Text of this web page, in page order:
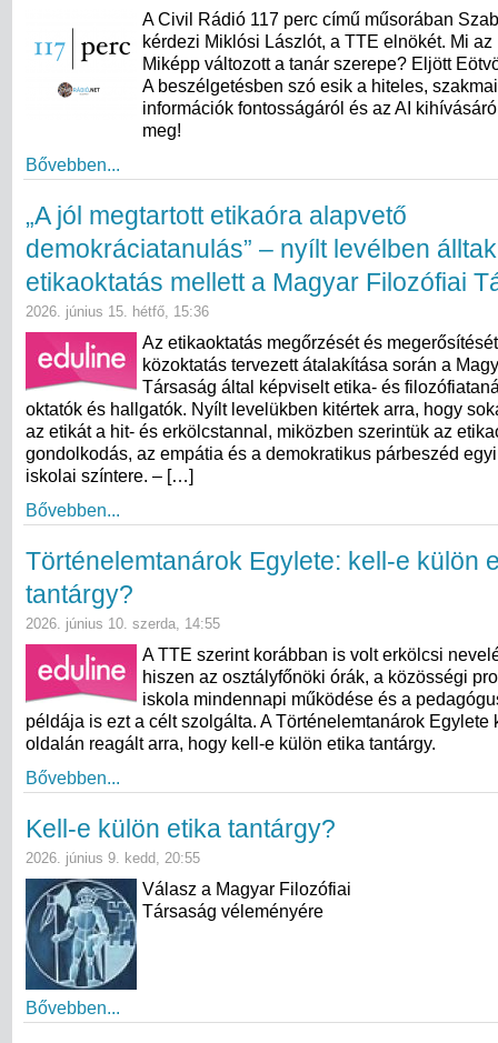
A Civil Rádió 117 perc című műsorában
kérdezi Miklósi Lászlót, a TTE elnökét. Mi
Miképp változott a tanár szerepe? Eljött
A beszélgetésben szó esik a hiteles,
információk fontosságáról és az AI
meg!
Bővebben...
„A jól megtartott etikaóra alapvető
demokráciatanulás” – nyílt levélben
etikaoktatás mellett a Magyar Filozófiai
2026. június 15. hétfő, 15:36
Az etikaoktatás megőrzését és
közoktatás tervezett átalakítása során a
Társaság által képviselt etika- és
oktatók és hallgatók. Nyílt levelükben kitértek arra, hogy
az etikát a hit- és erkölcstannal, miközben szerintük az
gondolkodás, az empátia és a demokratikus párbeszéd
iskolai színtere. – […]
Bővebben...
Történelemtanárok Egylete: kell-e külön
tantárgy?
2026. június 10. szerda, 14:55
A TTE szerint korábban is volt erkölcsi
hiszen az osztályfőnöki órák, a közösségi
iskola mindennapi működése és a
példája is ezt a célt szolgálta. A Történelemtanárok Egylete
oldalán reagált arra, hogy kell-e külön etika tantárgy.
Bővebben...
Kell-e külön etika tantárgy?
2026. június 9. kedd, 20:55
Válasz a Magyar Filozófiai
Társaság véleményére
Bővebben...